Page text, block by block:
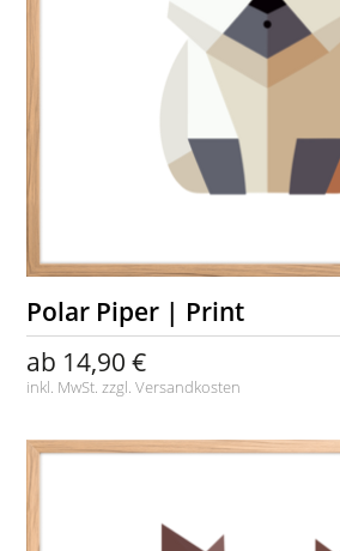
Polar Piper | Print
ab 14,90 €
inkl. MwSt. zzgl.Versandkosten